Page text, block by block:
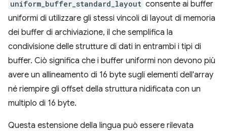
uniform_buffer_standard_layout consente ai buffer
uniformi di utilizzare gli stessi vincoli di layout di memoria
dei buffer di archiviazione, il che semplifica la
condivisione delle strutture di dati in entrambi i tipi di
buffer. Ciò significa che i buffer uniformi non devono più
avere un allineamento di 16 byte sugli elementi dell'array
né riempire gli offset della struttura nidificata con un
multiplo di 16 byte.
Questa estensione della lingua può essere rilevata